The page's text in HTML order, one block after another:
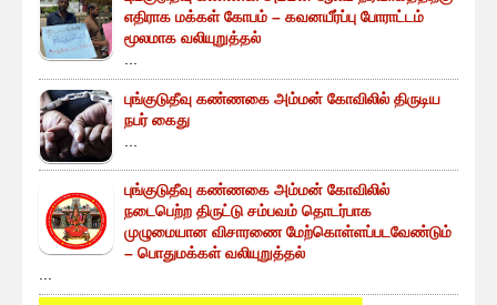
எதிராக மக்கள் கோபம் – கவனயீர்ப்பு போராட்டம்
மூலமாக வலியுறுத்தல்
புங்குடுதீவு கண்ணகை அம்மன் கோவிலில் திருடிய
நபர் கைது
புங்குடுதீவு கண்ணகை அம்மன் கோவிலில்
நடைபெற்ற திருட்டு சம்பவம் தொடர்பாக
முழுமையான விசாரணை மேற்கொள்ளப்படவேண்டும்
– பொதுமக்கள் வலியுறுத்தல்